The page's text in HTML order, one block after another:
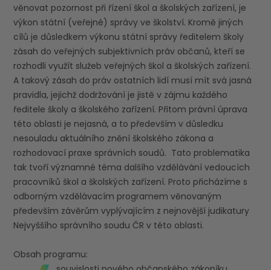
věnovat pozornost při řízení škol a školských zařízení, je
výkon státní (veřejné) správy ve školství. Kromě jiných
cílů je důsledkem výkonu státní správy ředitelem školy
zásah do veřejných subjektivních práv občanů, kteří se
rozhodli využít služeb veřejných škol a školských zařízení.
A takový zásah do práv ostatních lidí musí mít svá jasná
pravidla, jejichž dodržování je jistě v zájmu každého
ředitele školy a školského zařízení. Přitom právní úprava
této oblasti je nejasná, a to především v důsledku
nesouladu aktuálního znění školského zákona a
rozhodovací praxe správních soudů. Tato problematika
tak tvoří významné téma dalšího vzdělávání vedoucích
pracovníků škol a školských zařízení. Proto přicházíme s
odborným vzdělávacím programem věnovaným
především závěrům vyplývajícím z nejnovější judikatury
Nejvyššího správního soudu ČR v této oblasti.
Obsah programu: